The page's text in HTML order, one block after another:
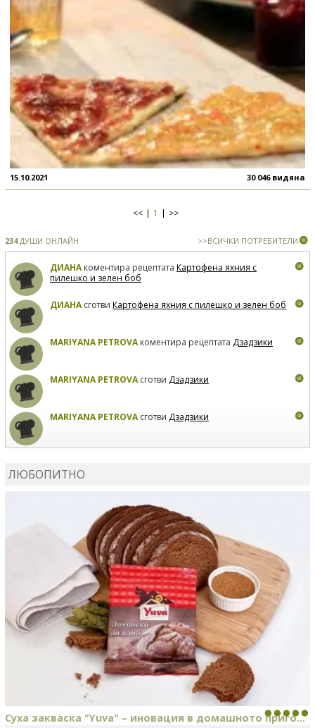
15.10.2021 30 046 видяна
<< 1 >>
234ДУШИ ОНЛАЙН >>ВСИЧКИ ПОТРЕБИТЕЛИ
ДИАНАкоментира рецептата Картофена яхния с
пилешко и зелен боб
ДИАНАсготви Картофена яхния с пилешко и зелен боб
MARIYANA PETROVAкоментира рецептата Дзадзики
MARIYANA PETROVAсготви Дзадзики
MARIYANA PETROVAсготви Дзадзики
ЛЮБОПИТНО
Суха закваска "Yuva" – иновация в домашното приго...